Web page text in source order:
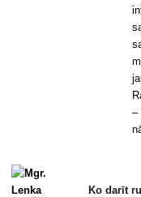
–
Ko darīt